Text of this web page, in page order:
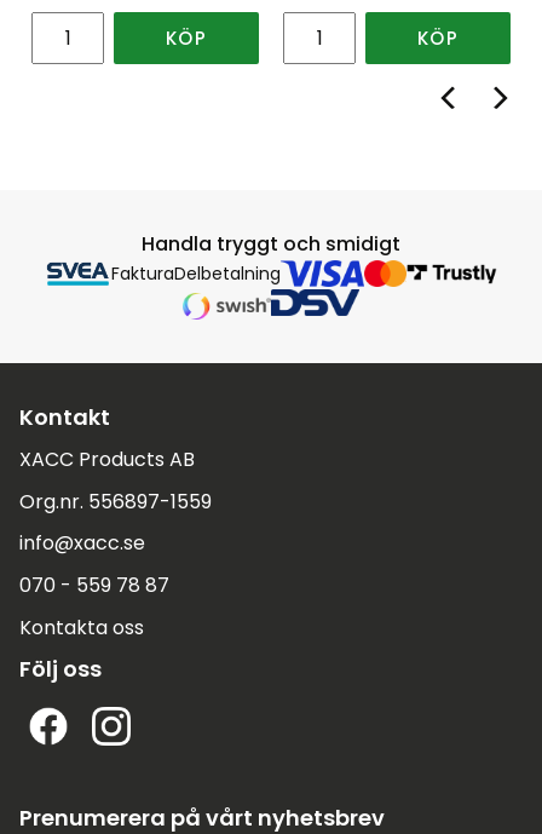
KÖP KÖP
Handla tryggt och smidigt
FakturaDelbetalning
Kontakt
XACC Products AB
Org.nr. 556897-1559
info@xacc.se
070 - 559 78 87
Kontakta oss
Följ oss
Prenumerera på vårt nyhetsbrev